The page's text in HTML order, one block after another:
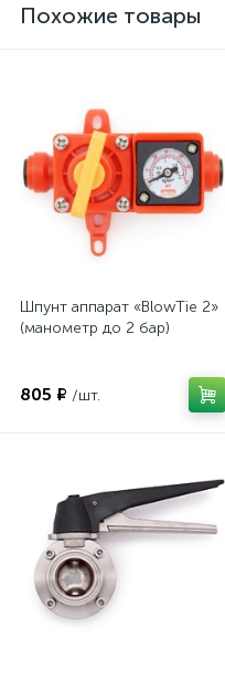
Похожие товары
Шпунт аппарат «BlowTie 2»
(манометр до 2 бар)
805 ₽ /шт.